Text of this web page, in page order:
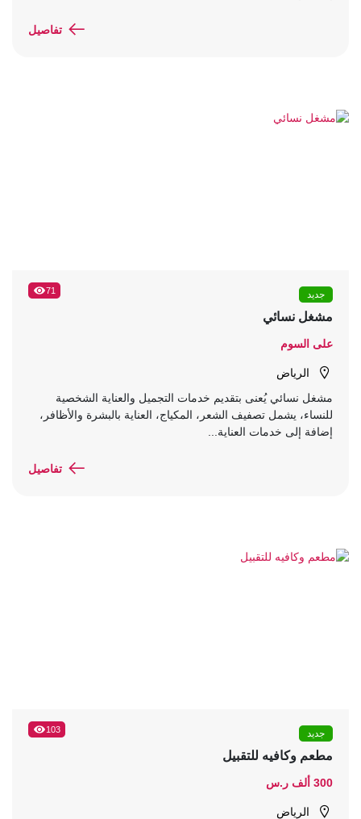
تفاصيل
71 جديد
مشغل نسائي
على السوم
الرياض
مشغل نسائي يُعنى بتقديم خدمات التجميل والعناية الشخصية
للنساء، يشمل تصفيف الشعر، المكياج، العناية بالبشرة والأظافر،
إضافة إلى خدمات العناية...
تفاصيل
103 جديد
مطعم وكافيه للتقبيل
300 ألف ر.س
الرياض